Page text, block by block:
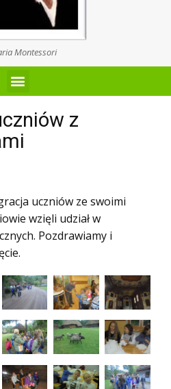
Montessori
z
uczniów ze swoimi
wzięli udział w
Pozdrawiamy i